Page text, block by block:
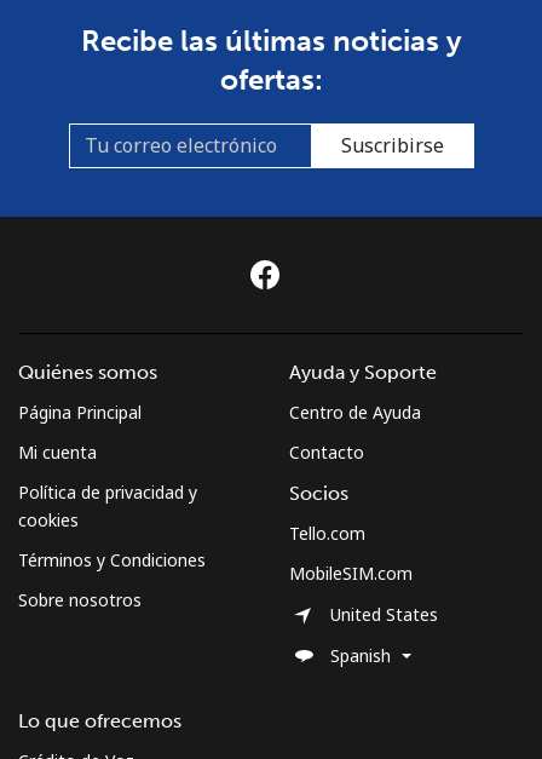
Recibe las últimas noticias y
ofertas:
Suscribirse
Quiénes somos
Página Principal
Mi cuenta
Política de privacidad y
cookies
Términos y Condiciones
Sobre nosotros
Lo que ofrecemos
Ayuda y Soporte
Centro de Ayuda
Contacto
Socios
Tello.com
MobileSIM.com
United States
Spanish